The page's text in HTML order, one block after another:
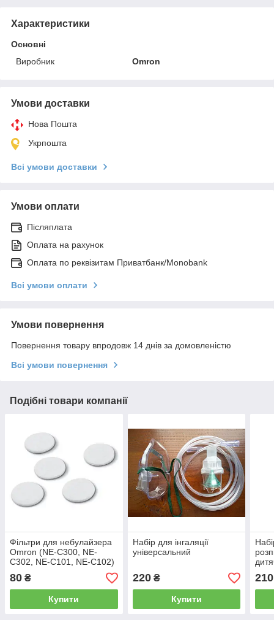
Характеристики
Основні
Виробник
Omron
Умови доставки
Нова Пошта
Укрпошта
Всі умови доставки
Умови оплати
Післяплата
Оплата на рахунок
Оплата по реквізитам Приватбанк/Monobank
Всі умови оплати
Умови повернення
Повернення товару впродовж 14 днів за домовленістю
Всі умови повернення
Подібні товари компанії
Фільтри для небулайзера
Omron (NE-C300, NE-
C302, NE-C101, NE-С102)
80 ₴
Купити
Набір для інгаляції
універсальний
220₴
Купити
210